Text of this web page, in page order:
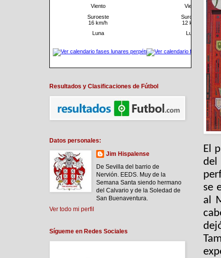
El
del
se
al
Resultados y Clasificaciones de Fútbol
Datos personales:
Jim Hispalense
De Sevilla del barrio de
Nervión. EEDS. Muy de la
Semana Santa siendo hermano
del Calvario y de la Soledad de
San Buenaventura.
Ver todo mi perfil
Sígueme en Redes Sociales